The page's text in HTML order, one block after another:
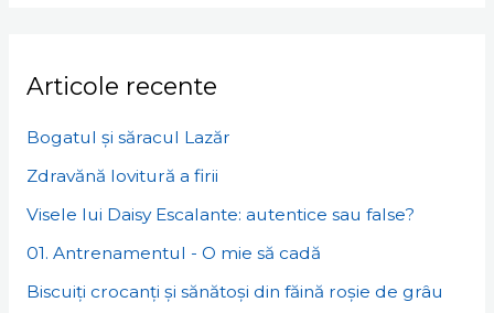
Articole recente
Bogatul și săracul Lazăr
Zdravănă lovitură a firii
Visele lui Daisy Escalante: autentice sau false?
01. Antrenamentul - O mie să cadă
Biscuiți crocanți și sănătoși din făină roșie de grâu